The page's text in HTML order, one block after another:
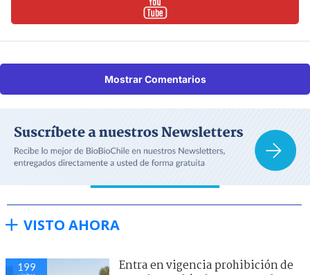
Mostrar Comentarios
VISTO AHORA
199
Entra en vigencia prohibición de